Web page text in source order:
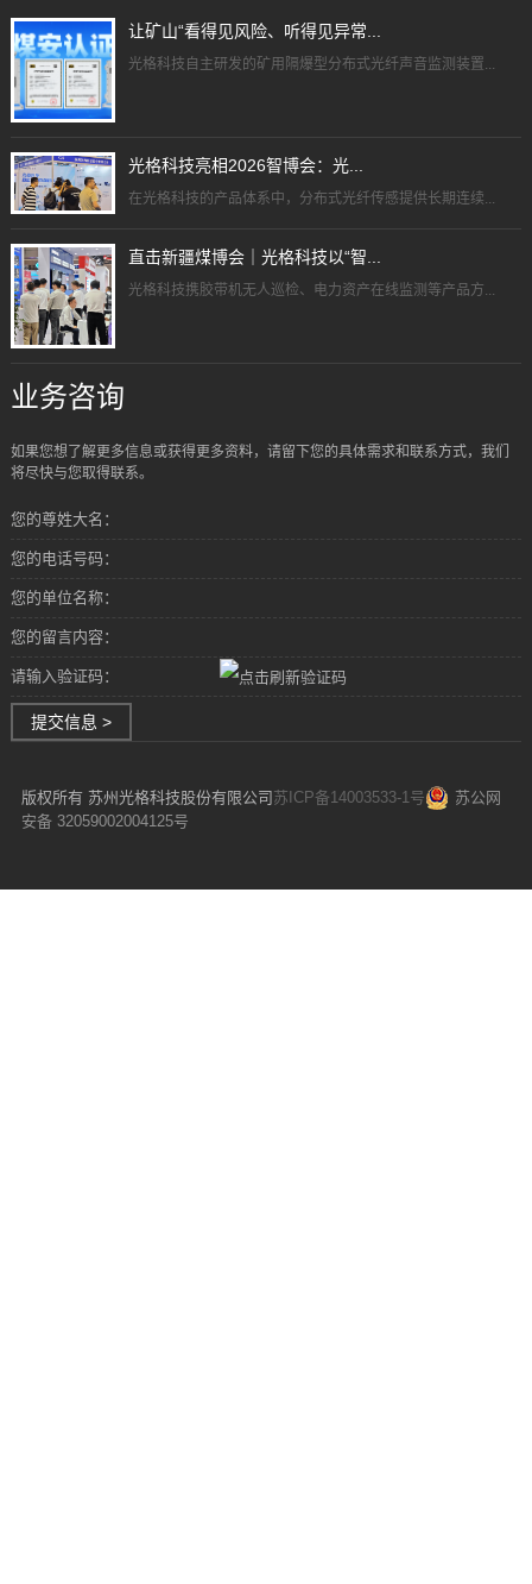
让矿山“看得见风险、听得见异常...
光格科技自主研发的矿用隔爆型分布式光纤声音监测装置...
光格科技亮相2026智博会：光...
在光格科技的产品体系中，分布式光纤传感提供长期连续...
直击新疆煤博会｜光格科技以“智...
光格科技携胶带机无人巡检、电力资产在线监测等产品方...
业务咨询
如果您想了解更多信息或获得更多资料，请留下您的具体需求和联系方式，我们
将尽快与您取得联系。
您的尊姓大名：
您的电话号码：
您的单位名称：
您的留言内容：
请输入验证码：
提交信息 >
版权所有 苏州光格科技股份有限公司苏ICP备14003533-1号
苏公网
安备 32059002004125号